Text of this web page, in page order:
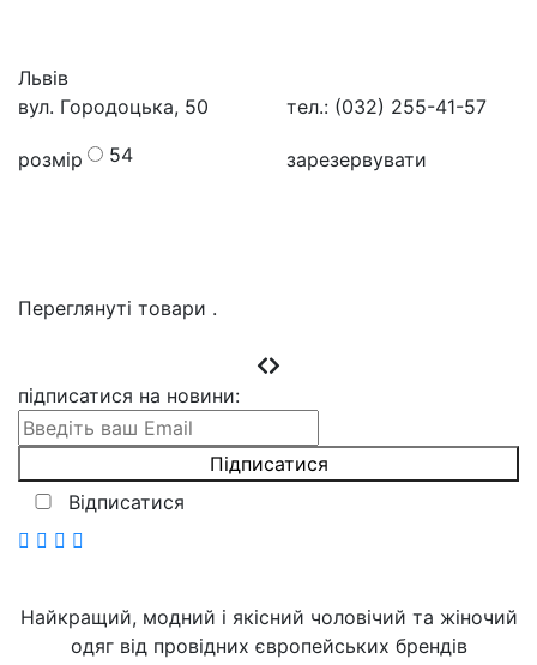
Львів
вул. Городоцька, 50
тел.: (032) 255-41-57
розмір 54 зарезервувати
Переглянуті товари .
підписатися на новини:
Відписатися
Найкращий, модний і якісний чоловічий та жіночий
одяг від провідних європейських брендів